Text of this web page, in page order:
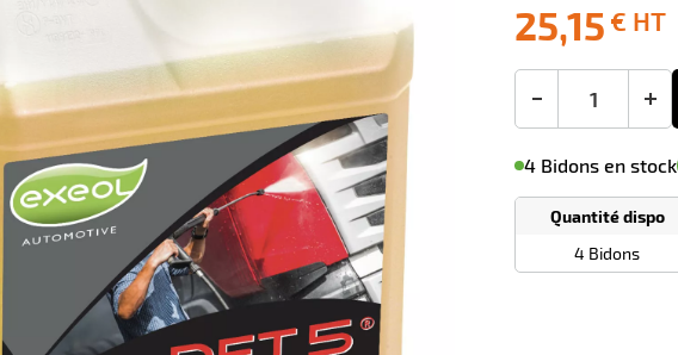
25,15 € HT
Ecotaxe
Prix
public
€
HT
Livraison
offerte
+
de
commande
4 Bidons en stock
M'avertir de
disponibilité(5)
TarifQuantité dispo
4 Bidons